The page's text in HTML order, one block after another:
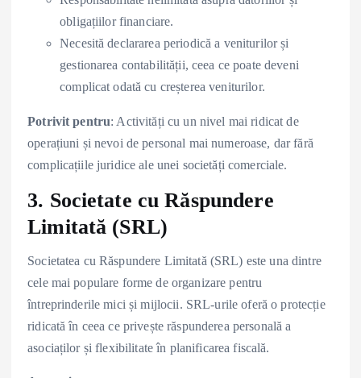
obligațiilor financiare.
Necesită declararea periodică a veniturilor și
gestionarea contabilității, ceea ce poate deveni
complicat odată cu creșterea veniturilor.
Potrivit pentru: Activități cu un nivel mai ridicat de
operațiuni și nevoi de personal mai numeroase, dar fără
complicațiile juridice ale unei societăți comerciale.
3. Societate cu Răspundere
Limitată (SRL)
Societatea cu Răspundere Limitată (SRL) este una dintre
cele mai populare forme de organizare pentru
întreprinderile mici și mijlocii. SRL-urile oferă o protecție
ridicată în ceea ce privește răspunderea personală a
asociaților și flexibilitate în planificarea fiscală.